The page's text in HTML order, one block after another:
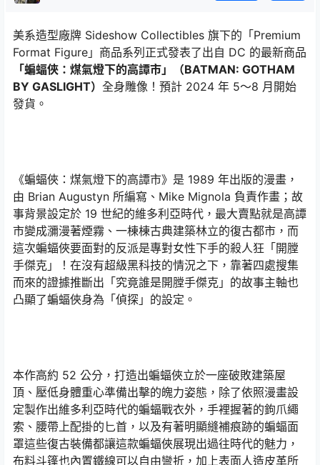
美系造型廠牌 Sideshow Collectibles 旗下的「Premium
Format Figure」商品系列正式發表了出自 DC 的最新商品
「蝙蝠俠：煤氣燈下的高譚市」（BATMAN: GOTHAM
BY GASLIGHT） 全身雕像！預計 2024 年 5～8 月開始
發貨。
《蝙蝠俠：煤氣燈下的高譚市》是 1989 年出版的漫畫，
由 Brian Augustyn 所編寫、Mike Mignola 負責作畫；故
事背景設定於 19 世紀的維多利亞時代，最大賣點就是高譚
市變成瀰漫著煙霧、一棟棟古典建築林立的復古都市，而
這次蝙蝠俠要面對的反派是專對女性下手的殺人狂「開膛
手傑克」！在沒有超級黑科技的情況之下，靠著四處搜集
而來的證據推斷出「究竟誰是開膛手傑克」的故事主軸也
凸顯了蝙蝠俠身為「偵探」的設定。
本作高約 52 公分，打造出蝙蝠俠立於一座破敗建築屋
頂、壓低身體重心準備出擊的魄力姿態，除了依照漫畫設
定製作出維多利亞時代的蝙蝠戰衣外，手裡握著的鉤爪繩
索、腰帶上配掛的匕首，以及有著明顯縫補痕跡的蝙蝠面
罩這些復古裝備都讓這款蝙蝠俠展現出過往時代的魅力，
布料斗篷也內置鐵線可以自由彎折，加上表面人造皮革所